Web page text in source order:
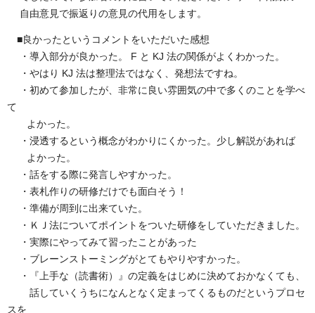
自由意見で振返りの意見の代用をします。
■良かったというコメントをいただいた感想
・導入部分が良かった。 F と KJ 法の関係がよくわかった。
・やはり KJ 法は整理法ではなく、発想法ですね。
・初めて参加したが、非常に良い雰囲気の中で多くのことを学べ
て
よかった。
・浸透するという概念がわかりにくかった。少し解説があれば
よかった。
・話をする際に発言しやすかった。
・表札作りの研修だけでも面白そう！
・準備が周到に出来ていた。
・ＫＪ法についてポイントをついた研修をしていただきました。
・実際にやってみて習ったことがあった
・ブレーンストーミングがとてもやりやすかった。
・『上手な（読書術）』の定義をはじめに決めておかなくても、
話していくうちになんとなく定まってくるものだというプロセ
スを